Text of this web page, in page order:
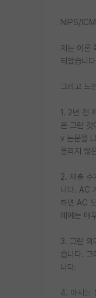
NIPS/
저는 이론
되었습니
그리고 느
1. 2년 전
은 그런 것
v 논문을
올리지 않
2. 제출 수
니다. AC
하면 AC
데에는 매
3. 그런 의
습니다. 그
니다.
4. 아시는